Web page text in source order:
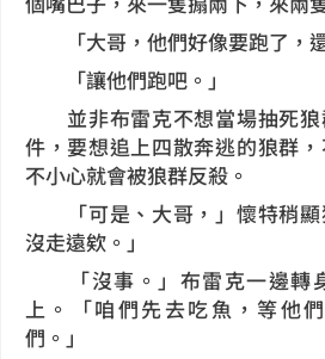
「大哥，他們好像要跑了，還
「讓他們跑吧。」
並非布雷克不想當場抽死狼
件，要想追上四散奔逃的狼群
不小心就會被狼群反殺。
「可是、大哥，」懷特稍顯
沒走遠欸。」
「沒事。」布雷克一邊轉
上。「咱們先去吃魚，等他
們。」